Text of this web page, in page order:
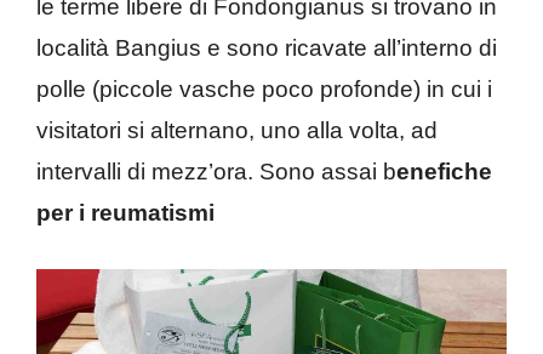
le terme libere di Fondongianus si trovano in
località Bangius e sono ricavate all’interno di
polle (piccole vasche poco profonde) in cui i
visitatori si alternano, uno alla volta, ad
intervalli di mezz’ora. Sono assai benefiche
per i reumatismi